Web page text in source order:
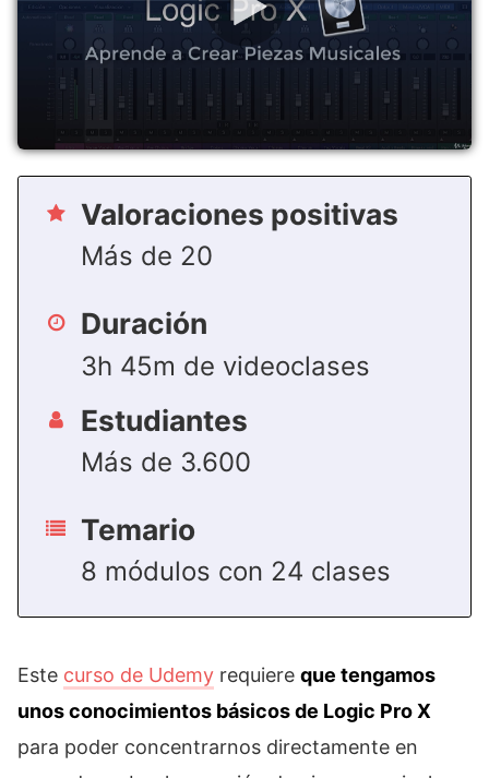
Valoraciones positivas
Más de 20
Duración
3h 45m de videoclases
Estudiantes
Más de 3.600
Temario
8 módulos con 24 clases
Este curso de Udemy requiere que tengamos
unos conocimientos básicos de Logic Pro X
para poder concentrarnos directamente en